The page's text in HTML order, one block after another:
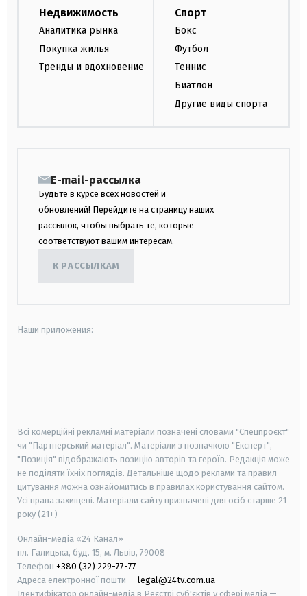
Недвижимость
Аналитика рынка
Покупка жилья
Тренды и вдохновение
Спорт
Бокс
Футбол
Теннис
Биатлон
Другие виды спорта
E-mail-рассылка
Будьте в курсе всех новостей и
обновлений! Перейдите на страницу наших
рассылок, чтобы выбрать те, которые
соответствуют вашим интересам.
К РАССЫЛКАМ
Наши приложения:
Всі комерційні рекламні матеріали позначені словами "Спецпроєкт"
чи "Партнерський матеріал". Матеріали з позначкою "Експерт",
"Позиція" відображають позицію авторів та героїв. Редакція може
не поділяти їхніх поглядів. Детальніше щодо реклами та правил
цитування можна ознайомитись в правилах користування сайтом.
Усі права захищені. Матеріали сайту призначені для осіб старше 21
року (21+)
Онлайн-медіа «24 Канал»
пл. Галицька, буд. 15, м. Львів, 79008
Телефон +380 (32) 229-77-77
Адреса електронної пошти — legal@24tv.com.ua
Ідентифікатор онлайн-медіа в Реєстрі суб'єктів у сфері медіа —